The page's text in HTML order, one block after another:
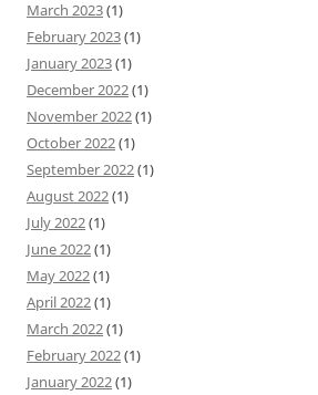
March 2023(1)
February 2023(1)
January 2023(1)
December 2022(1)
November 2022(1)
October 2022(1)
September 2022(1)
August 2022(1)
July 2022(1)
June 2022(1)
May 2022(1)
April 2022(1)
March 2022(1)
February 2022(1)
January 2022(1)